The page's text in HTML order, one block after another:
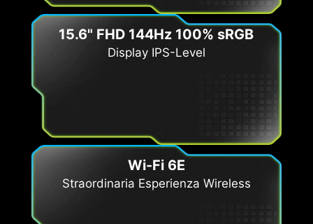
15.6" FHD 144Hz 100% sRGB
Display IPS-Level
Wi-Fi 6E
Straordinaria Esperienza Wireless